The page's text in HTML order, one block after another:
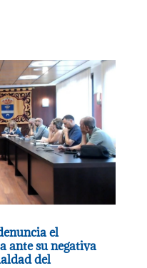
el
ante su negativa
del